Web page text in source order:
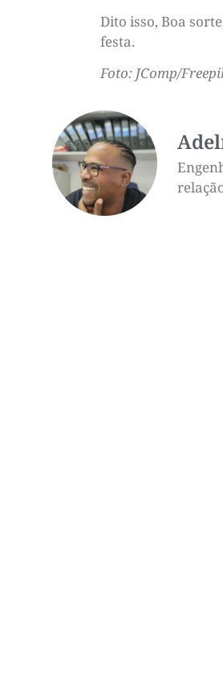
Dito isso, Boa
festa.
Foto: JComp/